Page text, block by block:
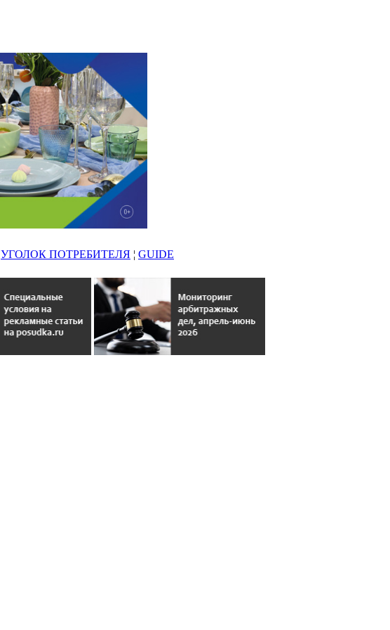
УГОЛОК ПОТРЕБИТЕЛЯ ¦ GUIDE